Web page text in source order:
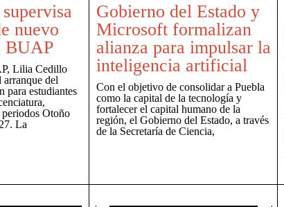
nuevo
BUAP
Lilia Cedillo
arranque del
para estudiantes
Otoño
La
Gobierno del Estado y
Microsoft formalizan
alianza para impulsar la
inteligencia artificial
Con el objetivo de consolidar a Puebla
como la capital de la tecnología y
fortalecer el capital humano de la
región, el Gobierno del Estado, a través
de la Secretaría de Ciencia,